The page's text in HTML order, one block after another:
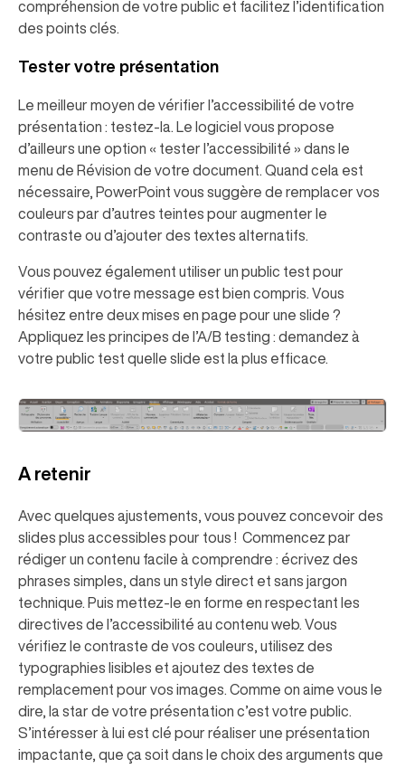
compréhension de votre public et facilitez l’identification
des points clés.
Tester votre présentation
Le meilleur moyen de vérifier l’accessibilité de votre
présentation : testez-la. Le logiciel vous propose
d’ailleurs une option « tester l’accessibilité » dans le
menu de Révision de votre document. Quand cela est
nécessaire, PowerPoint vous suggère de remplacer vos
couleurs par d’autres teintes pour augmenter le
contraste ou d’ajouter des textes alternatifs.
Vous pouvez également utiliser un public test pour
vérifier que votre message est bien compris. Vous
hésitez entre deux mises en page pour une slide ?
Appliquez les principes de l’A/B testing : demandez à
votre public test quelle slide est la plus efficace.
A retenir
Avec quelques ajustements, vous pouvez concevoir des
slides plus accessibles pour tous ! Commencez par
rédiger un contenu facile à comprendre : écrivez des
phrases simples, dans un style direct et sans jargon
technique. Puis mettez-le en forme en respectant les
directives de l’accessibilité au contenu web. Vous
vérifiez le contraste de vos couleurs, utilisez des
typographies lisibles et ajoutez des textes de
remplacement pour vos images. Comme on aime vous le
dire, la star de votre présentation c’est votre public.
S’intéresser à lui est clé pour réaliser une présentation
impactante, que ça soit dans le choix des arguments que